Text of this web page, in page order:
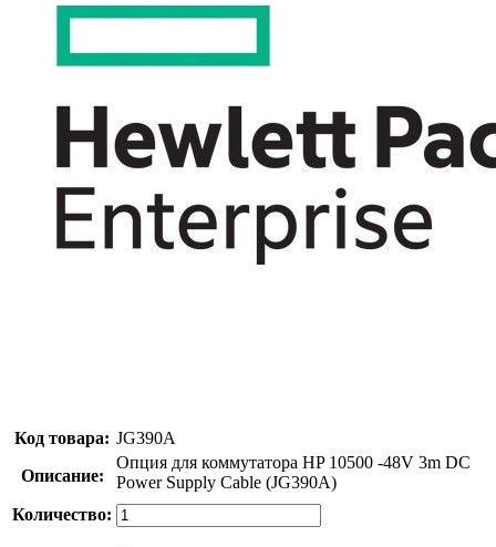
Код товара: JG390A
Описание:
Опция для коммутатора HP 10500 -48V 3m DC
Power Supply Cable (JG390A)
Количество: